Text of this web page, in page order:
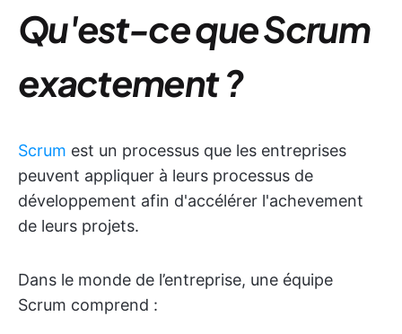
Qu'est-ce que Scrum
exactement ?
Scrum est un processus que les entreprises
peuvent appliquer à leurs processus de
développement afin d'accélérer l'achevement
de leurs projets.
Dans le monde de l’entreprise, une équipe
Scrum comprend :